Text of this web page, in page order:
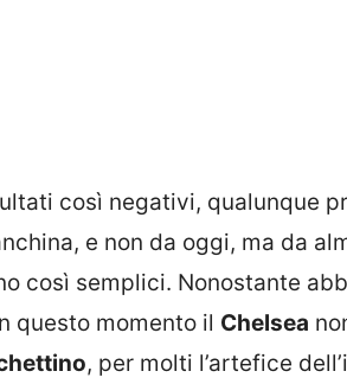
così negativi, qualunque
e non da oggi, ma da
così semplici. Nonostante
questo momento il Chelsea
, per molti l’artefice